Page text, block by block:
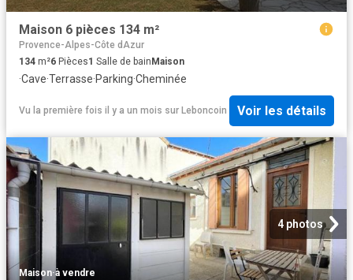
Maison 6 pièces 134 m²
Provence-Alpes-Côte dAzur
134 m²6 Pièces1 Salle de bainMaison
·Cave·Terrasse·Parking·Cheminée
Vu la première fois il y a un mois sur Leboncoin Voir les détails
4 photos
Maison·à vendre